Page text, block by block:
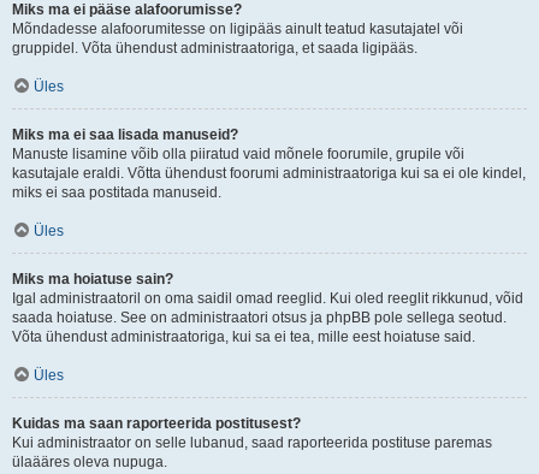
Miks ma ei pääse alafoorumisse?
Mõndadesse alafoorumitesse on ligipääs ainult teatud kasutajatel või
gruppidel. Võta ühendust administraatoriga, et saada ligipääs.
Üles
Miks ma ei saa lisada manuseid?
Manuste lisamine võib olla piiratud vaid mõnele foorumile, grupile või
kasutajale eraldi. Võtta ühendust foorumi administraatoriga kui sa ei ole kindel,
miks ei saa postitada manuseid.
Üles
Miks ma hoiatuse sain?
Igal administraatoril on oma saidil omad reeglid. Kui oled reeglit rikkunud, võid
saada hoiatuse. See on administraatori otsus ja phpBB pole sellega seotud.
Võta ühendust administraatoriga, kui sa ei tea, mille eest hoiatuse said.
Üles
Kuidas ma saan raporteerida postitusest?
Kui administraator on selle lubanud, saad raporteerida postituse paremas
ülaääres oleva nupuga.